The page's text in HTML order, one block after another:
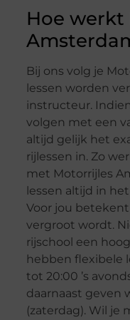
Hoe
Bij ons volg je
lessen worden
instructeur.
volgen met een
altijd gelijk het
rijlessen in. Zo
met Motorrijles
lessen altijd in
Voor jou
vergroot wordt.
rijschool een
hebben flexibele
tot 20:00 ’s
daarnaast geven
(zaterdag). Wil je